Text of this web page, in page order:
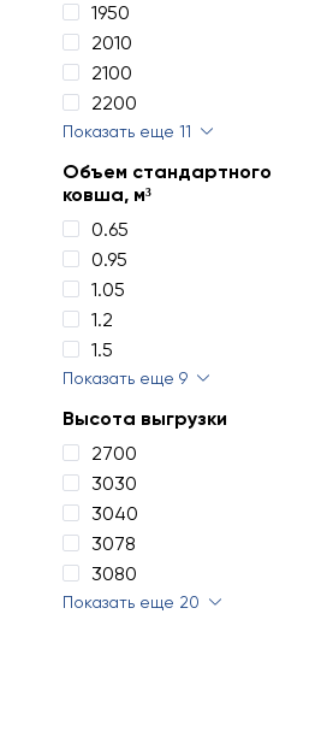
1950
2010
2100
2200
Показать еще 11
Объем стандартного
ковша, м³
0.65
0.95
1.05
1.2
1.5
Показать еще 9
Высота выгрузки
2700
3030
3040
3078
3080
Показать еще 20